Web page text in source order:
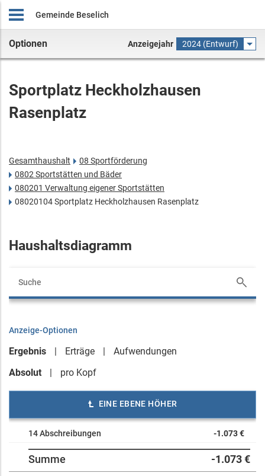
Gemeinde Beselich
Optionen Anzeigejahr 2024 (Entwurf)
Sportplatz Heckholzhausen
Rasenplatz
Gesamthaushalt
08 Sportförderung
0802 Sportstätten und Bäder
080201 Verwaltung eigener Sportstätten
08020104 Sportplatz Heckholzhausen Rasenplatz
Haushaltsdiagramm
Anzeige-Optionen
Ergebnis Erträge
Aufwendungen
Absolut
pro Kopf
EINE EBENE HÖHER
14 Abschreibungen -1.073 €
Summe -1.073 €